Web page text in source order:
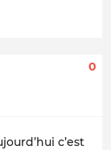
0
c’est